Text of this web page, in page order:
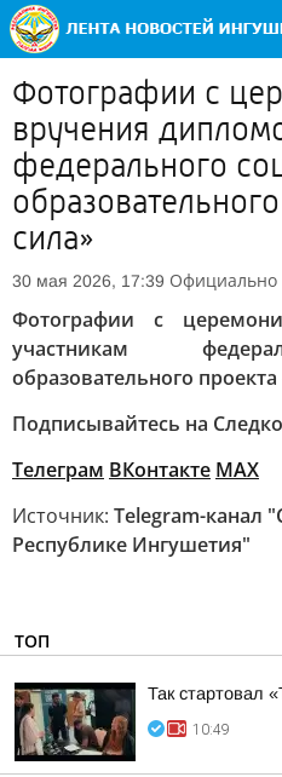
Фотографии с
вручения
федерального
сила»
30 мая 2026, 17:39 Официально
Фотографии с
участникам
образовательного
Подписывайтесь на
Телеграм ВКонтакте МАХ
Источник: Telegram-канал
Республике Ингушетия"
ТОП
Так стартовал
10:49